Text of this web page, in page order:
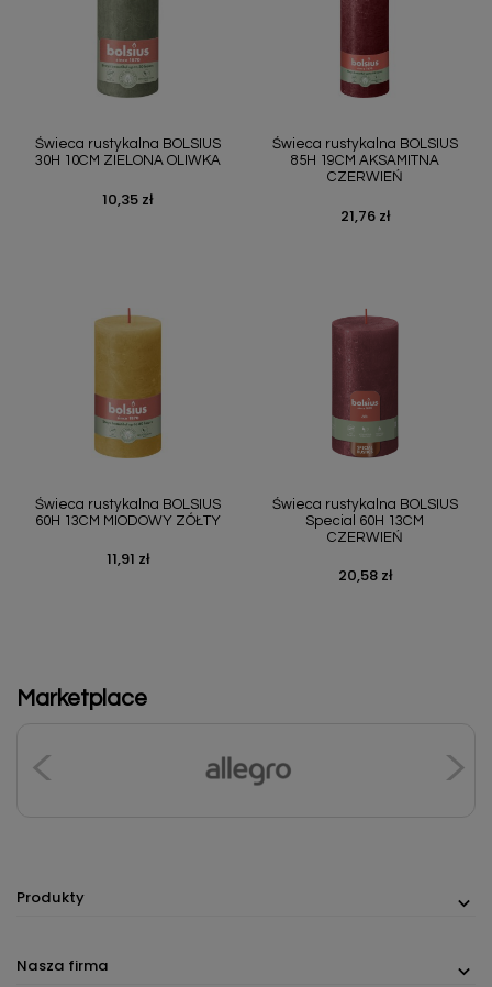
Świeca rustykalna BOLSIUS
30H 10CM ZIELONA OLIWKA
Cena
10,35 zł
Świeca rustykalna BOLSIUS
85H 19CM AKSAMITNA
CZERWIEŃ
Cena
21,76 zł
Świeca rustykalna BOLSIUS
60H 13CM MIODOWY ZÓŁTY
Cena
11,91 zł
Świeca rustykalna BOLSIUS
Special 60H 13CM
CZERWIEŃ
Cena
20,58 zł
Marketplace
Produkty
Nasza firma